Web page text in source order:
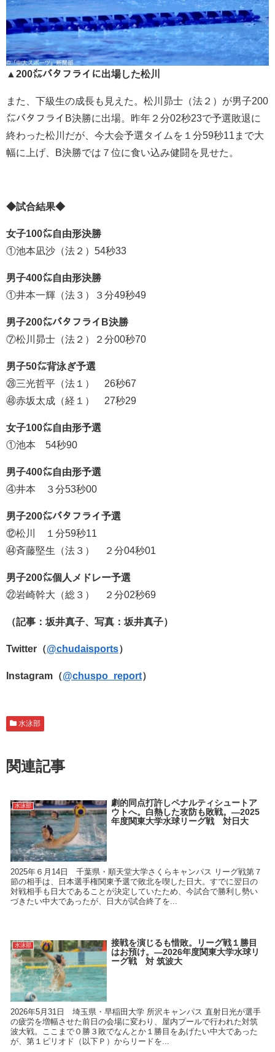
▲200㍍バタフライに出場した松川
また、下級生の成長も見えた。松川昴士（法２）が男子200
㍍バタフライB決勝に出場。昨年２分02秒23で予選敗退に
終わった松川だが、今大会予選タイムを１分59秒11まで大
幅に上げ、B決勝では７位に食い込み健闘を見せた。
◆試合結果◆
女子100㍍自由形決勝
①池本凪沙（法２）54秒33
男子400㍍自由形決勝
①井本一輝（法３）３分49秒49
男子200㍍バタフライB決勝
⑦松川昴士（法２）２分00秒70
男子50㍍背泳ぎ予選
㉘三光哲平（法１） 26秒67
㊽赤坂太成（経１） 27秒29
女子100㍍自由形予選
①池本 54秒90
男子400㍍自由形予選
④井本 ３分53秒00
男子200㍍バタフライ予選
⑫松川 １分59秒11
㊹斉藤堅生（法３） ２分04秒01
男子200㍍個人メドレー予選
㉒岩崎幹大（総３） ２分02秒69
（記事：坂井真子、写真：坂井真子）
Twitter（@chudaisports）
Instagram（@chuspo_report）
水泳部
関連記事
水泳部
劇的同点打許しペナルティシュートア
ウトへ。白熱した攻防も敗戦。―2025
年度関東大学水球リーグ戦 対日大
2025年６月14日 千葉県・順天堂大学さくらキャンパス リーグ戦第７
節の相手は、日本選手権関東予選で敗北を喫した日大。すでに翌日の
対戦相手も日大であることが決定していたため、今試合で勝利し勢い
づきたい中大であったが、日大が試合終了を...
水泳部
接戦を演じるも惜敗。リーグ戦１勝目
はお預け。―2026年度関東大学水球リ
ーグ戦 対 筑波大
2026年5月31日 埼玉県・早稲田大学 所沢キャンパス 直射日光が選手
の疲労を増幅させた前日の会場に変わり、屋内プールで行われた対筑
波大戦。ここまで０勝３敗でなんとか１勝目をあげたい中大であった
が、第１ピリオド（以下Ｐ）からリードを...